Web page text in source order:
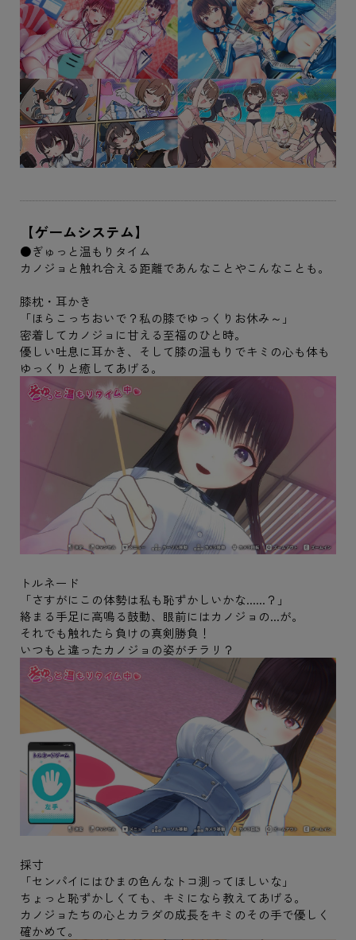
【ゲームシステム】
●ぎゅっと温もりタイム
カノジョと触れ合える距離であんなことやこんなことも。
膝枕・耳かき
「ほらこっちおいで？私の膝でゆっくりお休み～」
密着してカノジョに甘える至福のひと時。
優しい吐息に耳かき、そして膝の温もりでキミの心も体も
ゆっくりと癒してあげる。
トルネード
「さすがにこの体勢は私も恥ずかしいかな......？」
絡まる手足に高鳴る鼓動、眼前にはカノジョの...が。
それでも触れたら負けの真剣勝負！
いつもと違ったカノジョの姿がチラリ？
採寸
「センパイにはひまの色んなトコ測ってほしいな」
ちょっと恥ずかしくても、キミになら教えてあげる。
カノジョたちの心とカラダの成長をキミのその手で優しく
確かめて。